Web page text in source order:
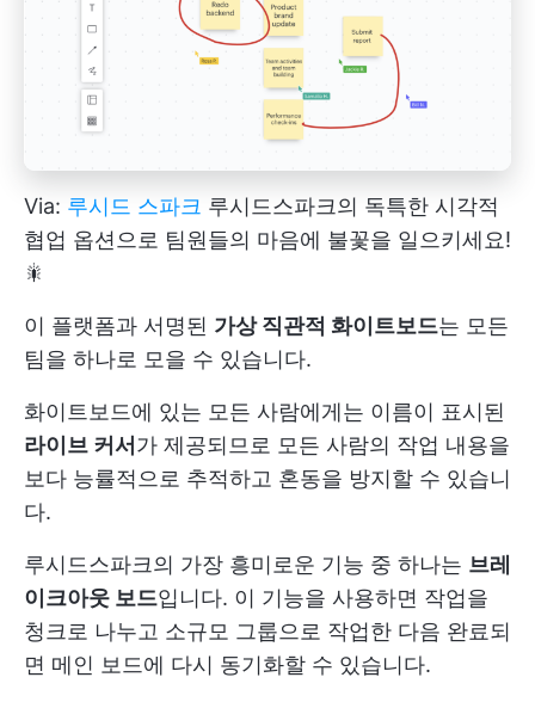
Via: 루시드 스파크 루시드스파크의 독특한 시각적
협업 옵션으로 팀원들의 마음에 불꽃을 일으키세요!
🎇
이 플랫폼과 서명된 가상 직관적 화이트보드는 모든
팀을 하나로 모을 수 있습니다.
화이트보드에 있는 모든 사람에게는 이름이 표시된
라이브 커서가 제공되므로 모든 사람의 작업 내용을
보다 능률적으로 추적하고 혼동을 방지할 수 있습니
다.
루시드스파크의 가장 흥미로운 기능 중 하나는 브레
이크아웃 보드입니다. 이 기능을 사용하면 작업을
청크로 나누고 소규모 그룹으로 작업한 다음 완료되
면 메인 보드에 다시 동기화할 수 있습니다.